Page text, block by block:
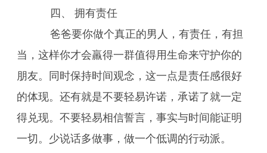
四、 拥有责任
爸爸要你做个真正的男人，有责任，有担
当，这样你才会羸得一群值得用生命来守护你的
朋友。同时保持时间观念，这一点是责任感很好
的体现。还有就是不要轻易许诺，承诺了就一定
得兑现。不要轻易相信誓言，事实与时间能证明
一切。少说话多做事，做一个低调的行动派。